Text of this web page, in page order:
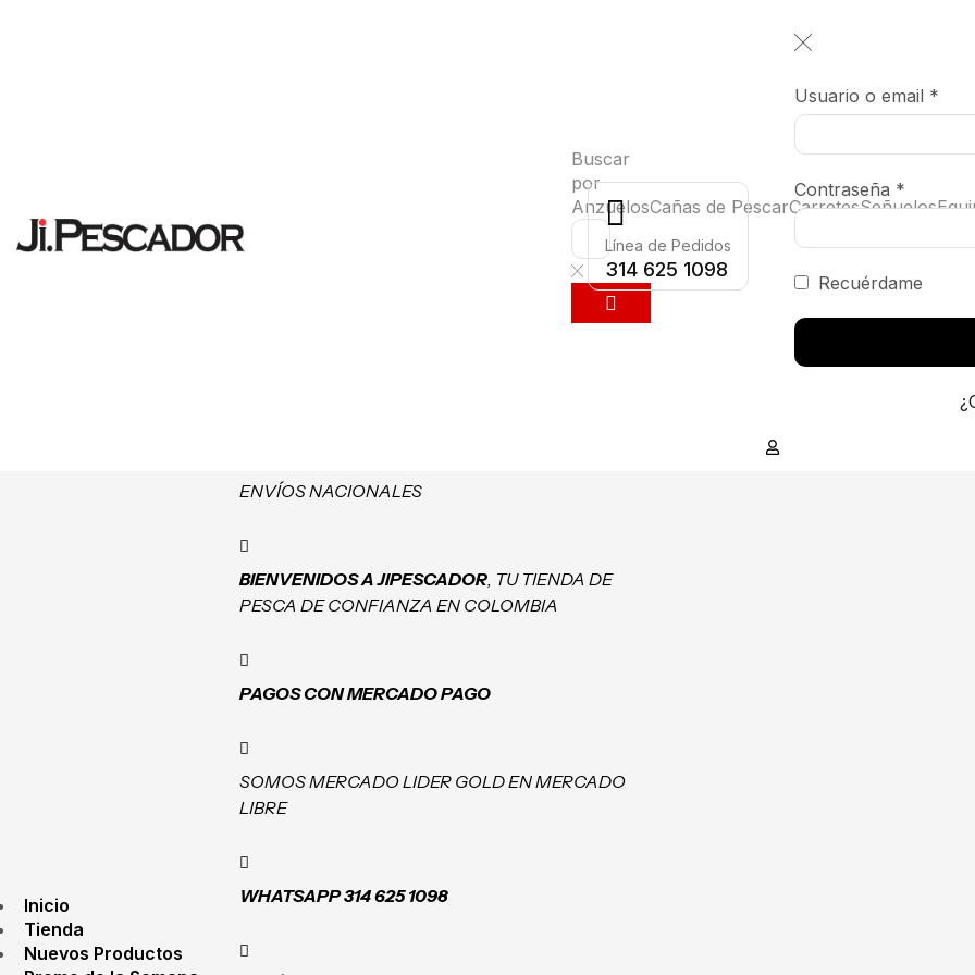
Buscar
por
AnzuelosCañas de PescarCarretesSeñuelos
Línea de Pedidos
314 625 1098
Usuario o email *
Contraseña *
Recuérdame
Inicio
Tienda
Nuevos Productos
ENVÍOS NACIONALES
BIENVENIDOS A JIPESCADOR, TU TIENDA DE
PESCA DE CONFIANZA EN COLOMBIA
PAGOS CON MERCADO PAGO
SOMOS MERCADO LIDER GOLD EN MERCADO
LIBRE
WHATSAPP 314 625 1098